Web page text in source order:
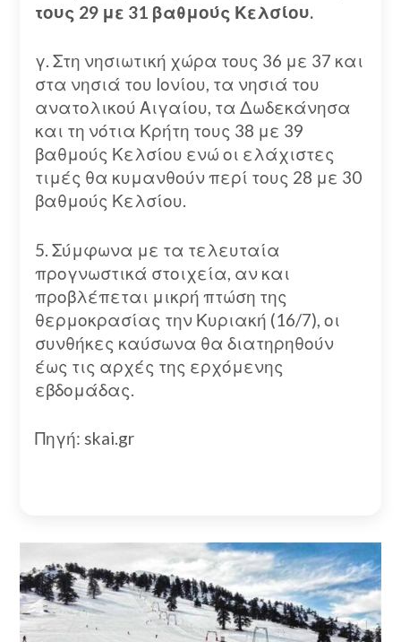
τους 29 με 31 βαθμούς Κελσίου.
γ. Στη νησιωτική χώρα τους 36 με 37 και
στα νησιά του Ιονίου, τα νησιά του
ανατολικού Αιγαίου, τα Δωδεκάνησα
και τη νότια Κρήτη τους 38 με 39
βαθμούς Κελσίου ενώ οι ελάχιστες
τιμές θα κυμανθούν περί τους 28 με 30
βαθμούς Κελσίου.
5. Σύμφωνα με τα τελευταία
προγνωστικά στοιχεία, αν και
προβλέπεται μικρή πτώση της
θερμοκρασίας την Κυριακή (16/7), οι
συνθήκες καύσωνα θα διατηρηθούν
έως τις αρχές της ερχόμενης
εβδομάδας.
Πηγή: skai.gr